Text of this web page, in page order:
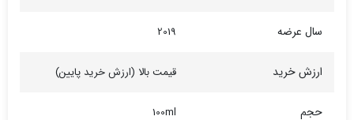
سال عرضه 2019
ارزش خرید قیمت بالا (ارزش خرید پایین)
حجم 100ml